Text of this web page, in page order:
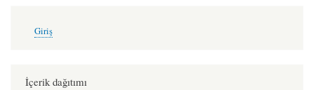
account
Giriş
İçerik dağıtımı